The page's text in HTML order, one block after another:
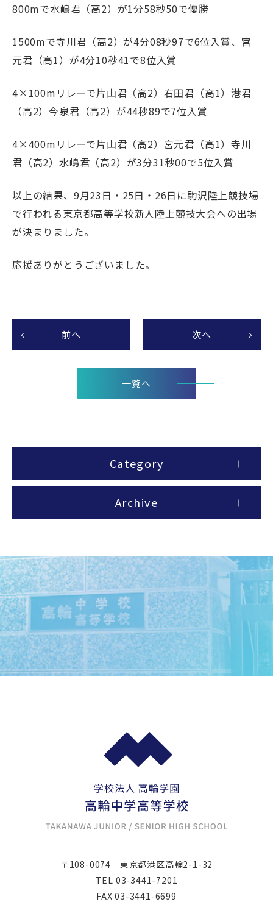
800mで水嶋君（高2）が1分58秒50で優勝
1500mで寺川君（高2）が4分08秒97で6位入賞、宮
元君（高1）が4分10秒41で8位入賞
4×100mリレーで片山君（高2）右田君（高1）港君
（高2）今泉君（高2）が44秒89で7位入賞
4×400mリレーで片山君（高2）宮元君（高1）寺川
君（高2）水嶋君（高2）が3分31秒00で5位入賞
以上の結果、9月23日・25日・26日に駒沢陸上競技場
で行われる東京都高等学校新人陸上競技大会への出場
が決まりました。
応援ありがとうございました。
前へ 次へ
一覧へ
Category
Archive
〒108-0074 東京都港区高輪2-1-32
TEL 03-3441-7201
FAX 03-3441-6699